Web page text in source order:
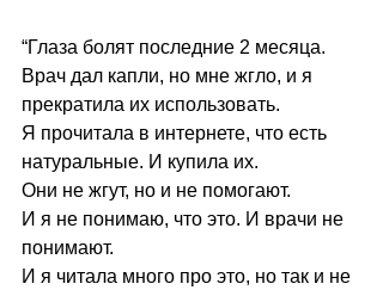
“Глаза болят последние 2 месяца.
Врач дал капли, но мне жгло, и я
прекратила их использовать.
Я прочитала в интернете, что есть
натуральные. И купила их.
Они не жгут, но и не помогают.
И я не понимаю, что это. И врачи не
понимают.
И я читала много про это, но так и не